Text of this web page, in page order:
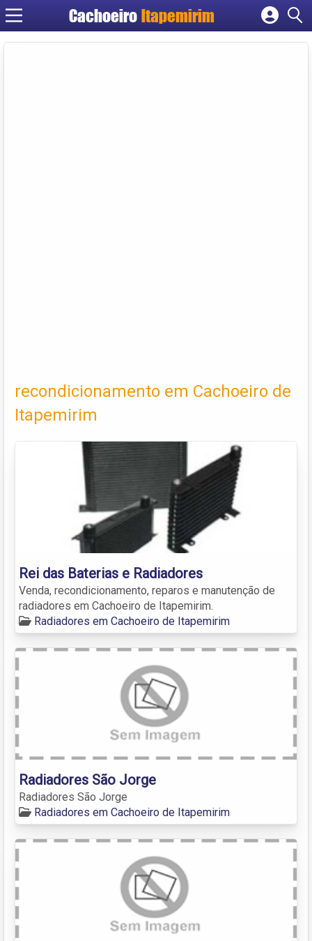
Cachoeiro Itapemirim
Cadastrar empresa
recondicionamento em Cachoeiro de
Itapemirim
Rei das Baterias e Radiadores
Venda, recondicionamento, reparos e manutenção de
radiadores em Cachoeiro de Itapemirim.
Radiadores em Cachoeiro de Itapemirim
Radiadores São Jorge
Radiadores São Jorge
Radiadores em Cachoeiro de Itapemirim